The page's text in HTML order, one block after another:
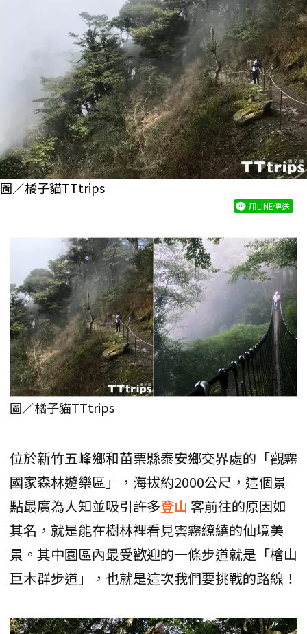
圖／橘子貓TTtrips
用LINE傳送
圖／橘子貓TTtrips
位於新竹五峰鄉和苗栗縣泰安鄉交界處的「觀霧
國家森林遊樂區」，海拔約2000公尺，這個景
點最廣為人知並吸引許多登山 客前往的原因如
其名，就是能在樹林裡看見雲霧繚繞的仙境美
景。其中園區內最受歡迎的一條步道就是「檜山
巨木群步道」，也就是這次我們要挑戰的路線！